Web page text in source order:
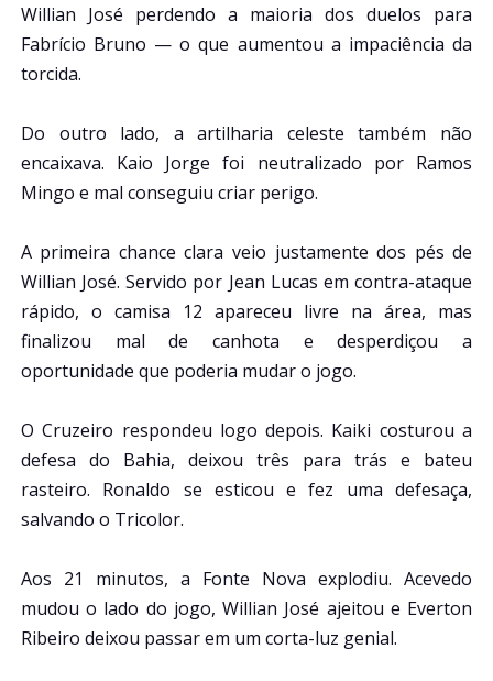
Willian José perdendo a maioria dos duelos para
Fabrício Bruno — o que aumentou a impaciência da
torcida.
Do outro lado, a artilharia celeste também não
encaixava. Kaio Jorge foi neutralizado por Ramos
Mingo e mal conseguiu criar perigo.
A primeira chance clara veio justamente dos pés de
Willian José. Servido por Jean Lucas em contra-ataque
rápido, o camisa 12 apareceu livre na área, mas
finalizou mal de canhota e desperdiçou a
oportunidade que poderia mudar o jogo.
O Cruzeiro respondeu logo depois. Kaiki costurou a
defesa do Bahia, deixou três para trás e bateu
rasteiro. Ronaldo se esticou e fez uma defesaça,
salvando o Tricolor.
Aos 21 minutos, a Fonte Nova explodiu. Acevedo
mudou o lado do jogo, Willian José ajeitou e Everton
Ribeiro deixou passar em um corta-luz genial.